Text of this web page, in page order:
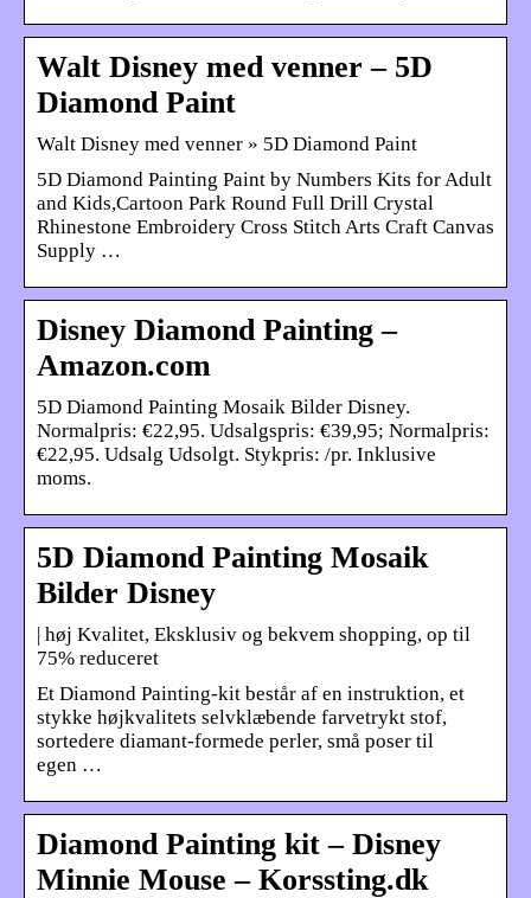
Walt Disney med venner – 5D
Diamond Paint
Walt Disney med venner » 5D Diamond Paint
5D Diamond Painting Paint by Numbers Kits for Adult
and Kids,Cartoon Park Round Full Drill Crystal
Rhinestone Embroidery Cross Stitch Arts Craft Canvas
Supply …
Disney Diamond Painting –
Amazon.com
5D Diamond Painting Mosaik Bilder Disney.
Normalpris: €22,95. Udsalgspris: €39,95; Normalpris:
€22,95. Udsalg Udsolgt. Stykpris: /pr. Inklusive
moms.
5D Diamond Painting Mosaik
Bilder Disney
| høj Kvalitet, Eksklusiv og bekvem shopping, op til
75% reduceret
Et Diamond Painting-kit består af en instruktion, et
stykke højkvalitets selvklæbende farvetrykt stof,
sortedere diamant-formede perler, små poser til
egen …
Diamond Painting kit – Disney
Minnie Mouse – Korssting.dk